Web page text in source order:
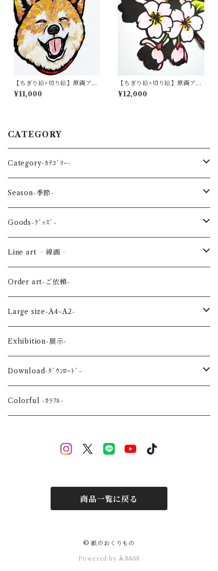
【ちぎり絵×切り絵】原画アー
ト Paper-Dog #01（柴犬）
¥11,000
【ちぎり絵×切り絵】原画アー
ト 『saku-ra （桜）』
¥12,000
CATEGORY
Category-ｶﾃｺﾞﾘｰ-
reptile-爬虫類-
Sea-海の生き物-
Bird-鳥-
Land-陸の生き物-
Planet-惑星-
Flower-花-
Wedding-婚礼-
Event-祝祭-
Mother's Day
Season-季節-
Spring-春-
Summer-夏-
Autumn-秋-
Winter-冬-
Goods-ｸﾞｯｽﾞ-
Key ring -ｷｰﾎﾙﾀﾞｰ
Art panel -ｱｰﾄﾊﾟﾈﾙ-
Acrylic figure -ｱｸﾘﾙﾌｨｷﾞｭｱ-
Line art ‐線画‐
Flower ‐花-
Mini -ミニ-
Okinawa-沖縄-
Order art-ご依頼-
Large size-A4~A2-
A4
A3
A2
Exhibition-展示-
Download-ﾀﾞｳﾝﾛｰﾄﾞ-
Alphabet-文字-
Colorful -ｶﾗﾌﾙ-
商品一覧に戻る
© 紙のおくりもの
Powered by